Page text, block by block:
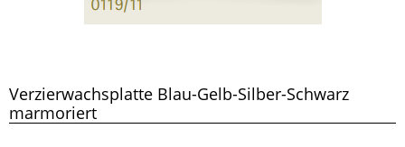
Verzierwachsplatte Blau-Gelb-Silber-Schwarz
marmoriert